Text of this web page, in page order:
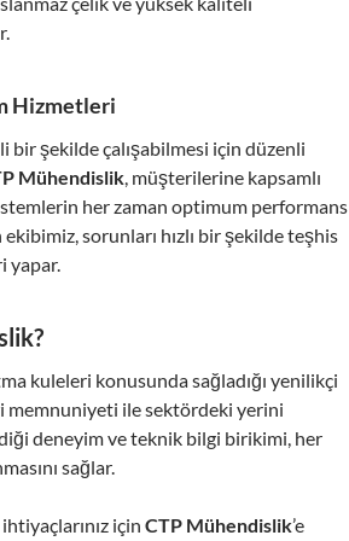
Hizmetleri
şekilde çalışabilmesi için düzenli
Mühendislik, müşterilerine kapsamlı
her zaman optimum performans
sorunları hızlı bir şekilde teşhis
yapar.
kuleleri konusunda sağladığı yenilikçi
memnuniyeti ile sektördeki yerini
deneyim ve teknik bilgi birikimi, her
sağlar.
için CTP Mühendislik’e